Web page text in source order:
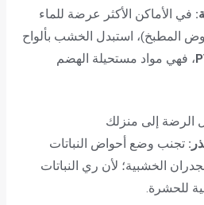
في الأماكن الأكثر عرضة للماء
المطبخ)، استبدل الخشب بألواح
، فهي مواد مستحيلة الهضم
تجنب وضع أحواض النباتات
الخشبية؛ لأن ري النباتات
للحشرة.